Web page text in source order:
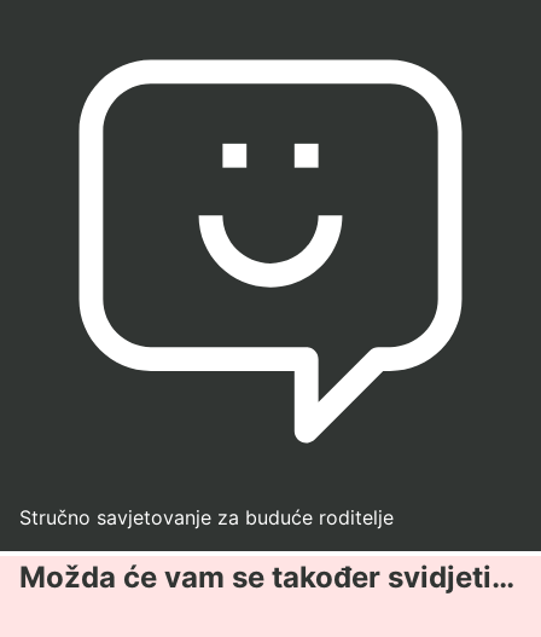
Stručno savjetovanje za buduće roditelje
Možda će vam se također svidjeti…